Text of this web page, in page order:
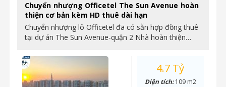
Chuyển nhượng Officetel The Sun Avenue hoàn
thiện cơ bản kèm HD thuê dài hạn
Chuyển nhượng lô Officetel đã có sẵn hợp đồng thuê
tại dự án The Sun Avenue-quận 2 Nhà hoàn thiện…
4.7 Tỷ
Diện tích:109 m2